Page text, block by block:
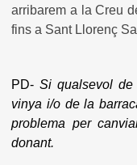
arribarem a la Creu
fins a Sant Llorenç
PD- Si qualsevol
vinya i/o de la
problema per
donant.